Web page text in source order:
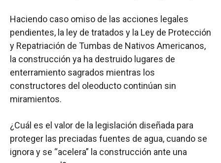
Haciendo caso omiso de las acciones legales
pendientes, la ley de tratados y la Ley de Protección
y Repatriación de Tumbas de Nativos Americanos,
la construcción ya ha destruido lugares de
enterramiento sagrados mientras los
constructores del oleoducto continúan sin
miramientos.
¿Cuál es el valor de la legislación diseñada para
proteger las preciadas fuentes de agua, cuando se
ignora y se “acelera” la construcción ante una